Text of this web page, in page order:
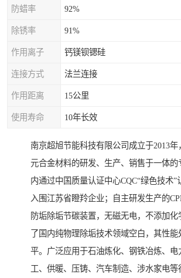
防蜡率 92%
除锈率 91%
作用离子 钙镁钡锶硅
连接方式 法兰连接
作用距离 15公里
使用寿命 10年长效
南京超旭节能科技有限公司成立于2013
元合金材料的研发、生产、销售于一体的
内通过中国质量认证中心CQC“绿色技术”
入围江苏省瞪羚企业；自主研发生产的
防垢除垢节碳装置，无磁无电，不添加
了国内纯物理除垢技术领域空白，其性
平。广泛应用于石油炼化、钢铁冶炼、电
工、供暖、压铸、汽车制造、涉水家电等